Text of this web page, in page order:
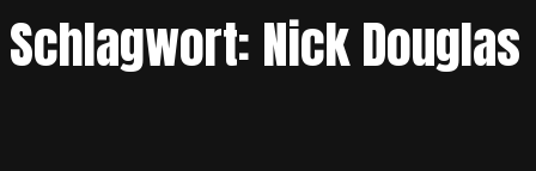
Schlagwort: Nick Douglas